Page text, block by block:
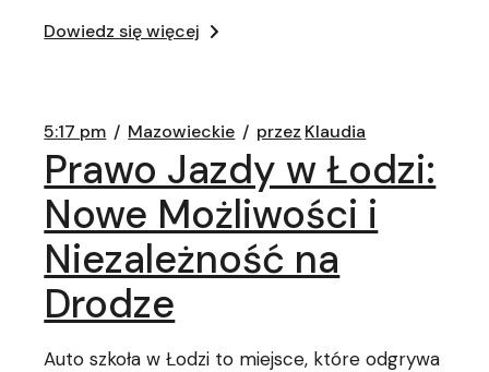
Dowiedz się więcej
5:17 pm Mazowieckie przez Klaudia
Prawo Jazdy w Łodzi:
Nowe Możliwości i
Niezależność na
Drodze
Auto szkoła w Łodzi to miejsce, które odgrywa